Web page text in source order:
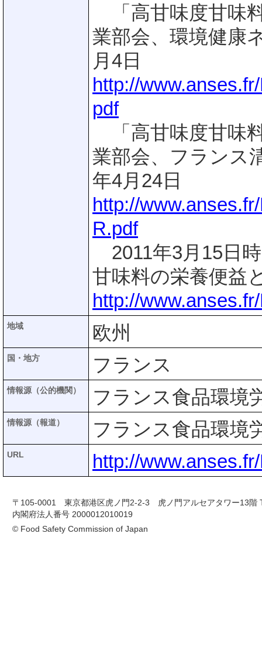
「高甘味度甘味
業部会、環境健康
月4日
http://
pdf
「高甘味度甘味
業部会、フランス
年4月24日
http://
R.pdf
2011年3月15日
甘味料の栄養便益
http://
地域 欧州
国・地方 フランス
情報源（公的機関） フランス食品環境
情報源（報道） フランス食品環境
URL http://
〒105-0001 東京都港区虎ノ門2-2-3 虎ノ門アルセアタワー13階
内閣府法人番号 2000012010019
© Food Safety Commission of Japan